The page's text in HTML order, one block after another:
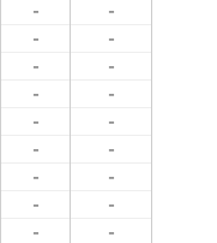
-
-
-
-
-
-
-
-
-
-
-
-
-
-
-
-
-
-